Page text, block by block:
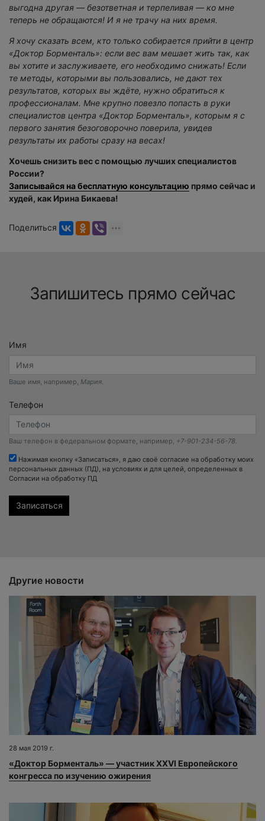
выгодна другая — безответная и терпеливая — ко мне
теперь не обращаются! И я не трачу на них время.
Я хочу сказать всем, кто только собирается прийти в центр
«Доктор Борменталь»: если вес вам мешает жить так, как
вы хотите и заслуживаете, его необходимо снижать! Если
те методы, которыми вы пользовались, не дают тех
результатов, которых вы ждёте, нужно обратиться к
профессионалам. Мне крупно повезло попасть в руки
специалистов центра «Доктор Борменталь», которым я с
первого занятия безоговорочно поверила, увидев
результаты их работы сразу на весах!
Хочешь снизить вес с помощью лучших специалистов
России?
Записывайся на бесплатную консультацию прямо сейчас и
худей, как Ирина Бикаева!
Поделиться
Запишитесь прямо сейчас
Имя
Ваше имя, например, Мария
Телефон
Ваш телефон в федеральном формате, например, +7-901-234-56-78.
Нажимая кнопку «Записаться», я даю своё согласие на обработку моих
персональных данных (ПД), на условиях и для целей, определенных в
Согласии на обработку ПД
Другие новости
28 мая 2019 г.
«Доктор Борменталь» — участник XXVI Европейского
конгресса по изучению ожирения